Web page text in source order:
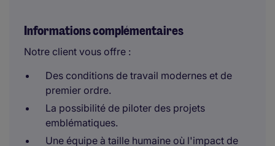
Informations complémentaires
Notre client vous offre :
Des conditions de travail modernes et de
premier ordre.
La possibilité de piloter des projets
emblématiques.
Une équipe à taille humaine où l'impact de